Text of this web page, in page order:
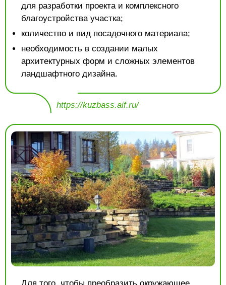
для разработки проекта и комплексного
благоустройства участка;
количество и вид посадочного материала;
необходимость в создании малых
архитектурных форм и сложных элементов
ландшафтного дизайна.
https://kuzbass.aif.ru/